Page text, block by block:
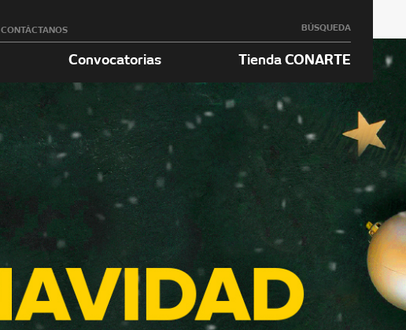
CONTÁCTANOS BÚSQUEDA
Convocatorias Tienda CONARTE